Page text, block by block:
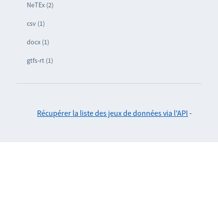
NeTEx (2)
csv (1)
docx (1)
gtfs-rt (1)
Récupérer la liste des jeux de données via l'API -